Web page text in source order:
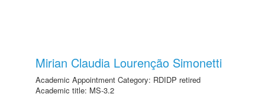
Mirian Claudia Lourenção Simonetti
Academic Appointment Category: RDIDP retired
Academic title: MS-3.2